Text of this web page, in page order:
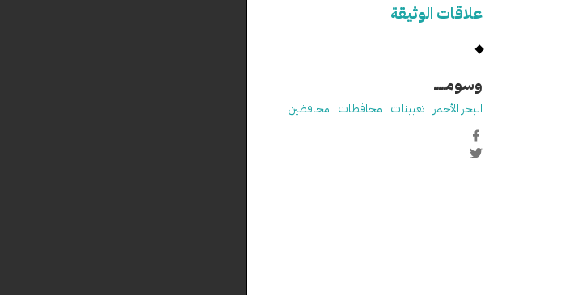
علاقات الوثيقة
وسومـــــ
البحر الأحمر تعيينات محافظات محافظين